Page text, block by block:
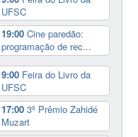
UFSC
19:00Cine paredão:
programação de rec...
9:00 Feira do Livro da
UFSC
17:003º Prêmio Zahidé
Muzart